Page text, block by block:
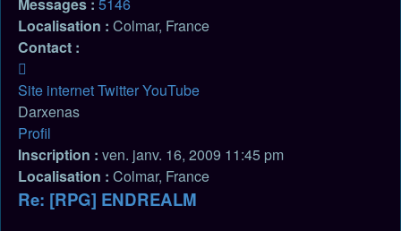
Localisation : Colmar, France
Contact :
Darxenas
Site internetTwitterYouTube
Darxenas
Profil
Inscription : ven. janv. 16, 2009 11:45 pm
Localisation : Colmar, France
Re: [RPG] ENDREALM